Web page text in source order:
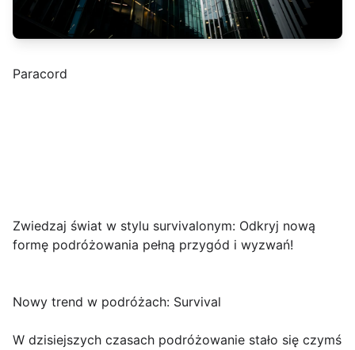
Paracord
Zwiedzaj świat w stylu survivalonym: Odkryj nową
formę podróżowania pełną przygód i wyzwań!
Nowy trend w podróżach: Survival
W dzisiejszych czasach podróżowanie stało się czymś